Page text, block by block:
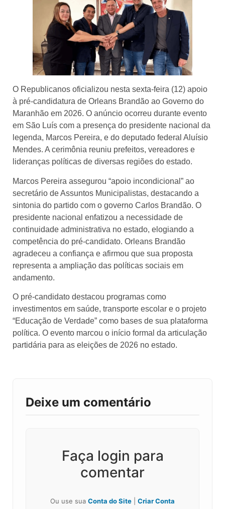
O Republicanos oficializou nesta sexta-feira (12) apoio
à pré-candidatura de Orleans Brandão ao Governo do
Maranhão em 2026. O anúncio ocorreu durante evento
em São Luís com a presença do presidente nacional da
legenda, Marcos Pereira, e do deputado federal Aluísio
Mendes. A cerimônia reuniu prefeitos, vereadores e
lideranças políticas de diversas regiões do estado.
Marcos Pereira assegurou “apoio incondicional” ao
secretário de Assuntos Municipalistas, destacando a
sintonia do partido com o governo Carlos Brandão. O
presidente nacional enfatizou a necessidade de
continuidade administrativa no estado, elogiando a
competência do pré-candidato. Orleans Brandão
agradeceu a confiança e afirmou que sua proposta
representa a ampliação das políticas sociais em
andamento.
O pré-candidato destacou programas como
investimentos em saúde, transporte escolar e o projeto
“Educação de Verdade” como bases de sua plataforma
política. O evento marcou o início formal da articulação
partidária para as eleições de 2026 no estado.
Deixe um comentário
Faça login para
comentar
Ou use sua Conta do Site Criar Conta